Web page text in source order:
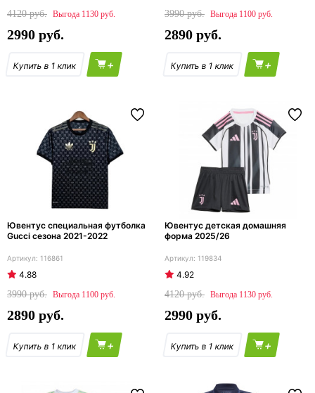
4120
1130
2990
+
3990
1100
2890
+
Ювентус специальная футболка
Gucci сезона 2021-2022
116861
4.88
3990
1100
2890
+
Ювентус детская домашняя
форма 2025/26
119834
4.92
4120
1130
2990
+